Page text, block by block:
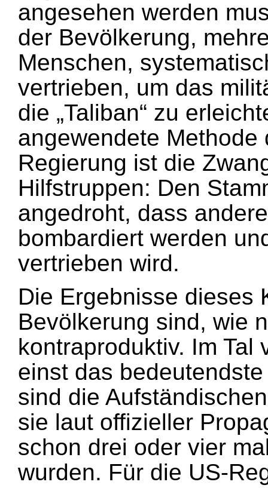
angesehen werden
der Bevölkerung,
Menschen,
vertrieben, um das
die „Taliban“ zu
angewendete
Regierung ist die
Hilfstruppen: Den
angedroht, dass
bombardiert werden
vertrieben wird.
Die Ergebnisse dieses
Bevölkerung sind, wie
kontraproduktiv. Im Tal
einst das
sind die
sie laut offizieller
schon drei oder vier
wurden. Für die US-